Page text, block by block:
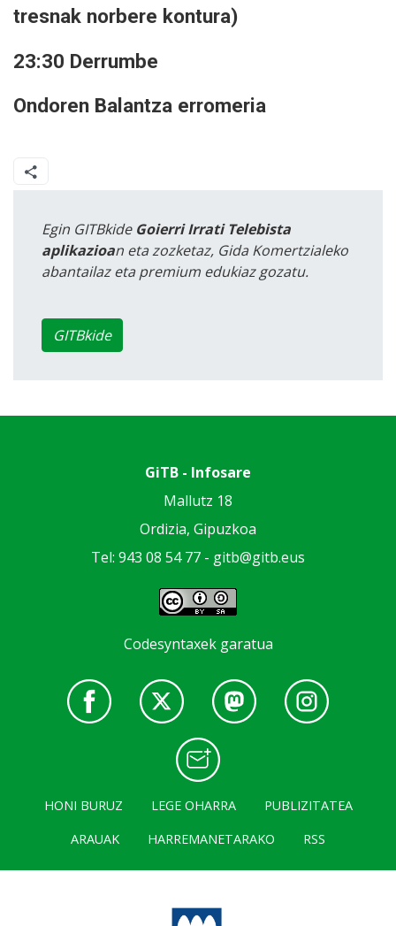
tresnak norbere kontura)
23:30 Derrumbe
Ondoren Balantza erromeria
Egin GITBkide Goierri Irrati Telebista
aplikazioan eta zozketaz, Gida Komertzialeko
abantailaz eta premium edukiaz gozatu.
GITBkide
GiTB - Infosare
Mallutz 18
Ordizia, Gipuzkoa
Tel: 943 08 54 77 - gitb@gitb.eus
Codesyntaxek garatua
HONI BURUZ LEGE OHARRA
PUBLIZITATEA
ARAUAK
HARREMANETARAKO RSS